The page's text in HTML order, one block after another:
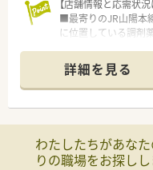
【店舗情報と応需状況
■最寄りのJR山陽本
に位置している調剤薬
幅広い内容に対応し
■1日の処方箋枚数は
間では約900枚を応
■処方箋枚数の増加
のための急募案件と
■患者様第一の考え
詳細を見る
わたしたちがあな
りの職場をお探しし